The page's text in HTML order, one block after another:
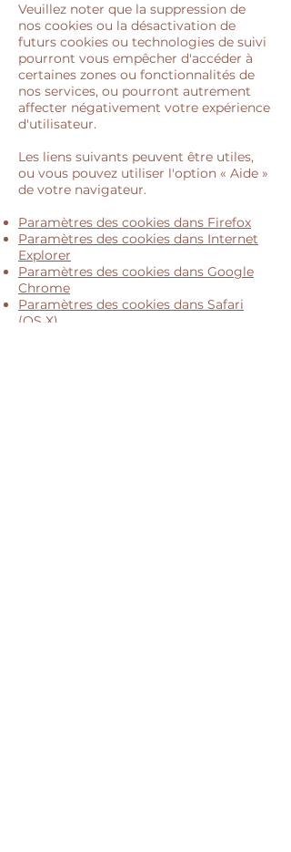
Veuillez noter que la suppression de
nos cookies ou la désactivation de
futurs cookies ou technologies de suivi
pourront vous empêcher d'accéder à
certaines zones ou fonctionnalités de
nos services, ou pourront autrement
affecter négativement votre expérience
d'utilisateur.
Les liens suivants peuvent être utiles,
ou vous pouvez utiliser l'option « Aide »
de votre navigateur.
Paramètres des cookies dans Firefox
Paramètres des cookies dans Internet
Explorer
Paramètres des cookies dans Google
Chrome
Paramètres des cookies dans Safari
(OS X)